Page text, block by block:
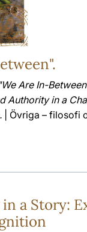
Are In-
Authority in a
| Övriga – filosofi
a Story: